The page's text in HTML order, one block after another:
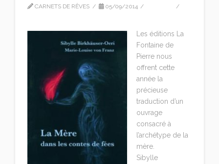
CARNETS DE RÊVES 05/09/2014
Les éditions La
Fontaine de
Pierre nous
offrent cette
année la
précieuse
traduction d’un
ouvrage
consacré à
l’archétype de la
mère.
Sibylle